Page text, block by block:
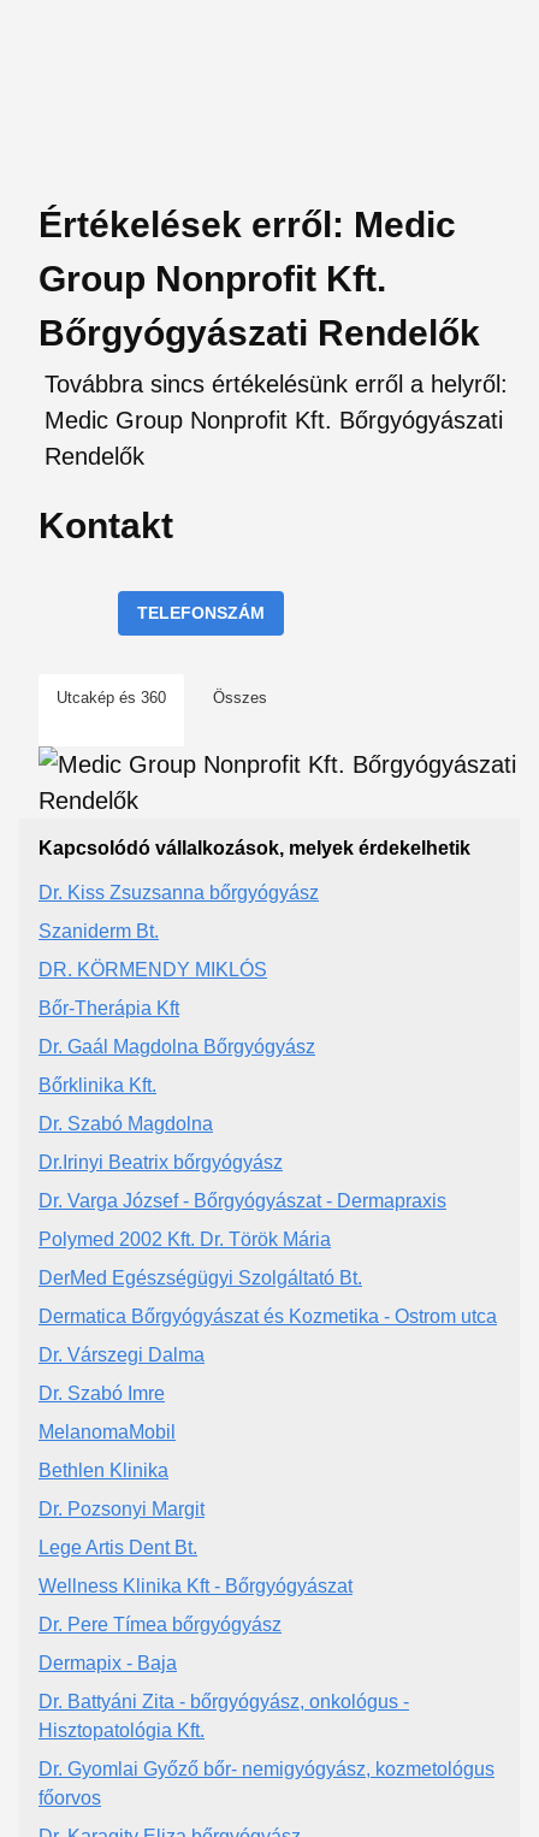
Értékelések erről: Medic
Group Nonprofit Kft.
Bőrgyógyászati Rendelők
Továbbra sincs értékelésünk erről a helyről:
Medic Group Nonprofit Kft. Bőrgyógyászati
Rendelők
Kontakt
TELEFONSZÁM
Utcakép és 360 Összes
Kapcsolódó vállalkozások, melyek érdekelhetik
Dr. Kiss Zsuzsanna bőrgyógyász
Szaniderm Bt.
DR. KÖRMENDY MIKLÓS
Bőr-Therápia Kft
Dr. Gaál Magdolna Bőrgyógyász
Bőrklinika Kft.
Dr. Szabó Magdolna
Dr.Irinyi Beatrix bőrgyógyász
Dr. Varga József - Bőrgyógyászat - Dermapraxis
Polymed 2002 Kft. Dr. Török Mária
DerMed Egészségügyi Szolgáltató Bt.
Dermatica Bőrgyógyászat és Kozmetika - Ostrom utca
Dr. Várszegi Dalma
Dr. Szabó Imre
MelanomaMobil
Bethlen Klinika
Dr. Pozsonyi Margit
Lege Artis Dent Bt.
Wellness Klinika Kft - Bőrgyógyászat
Dr. Pere Tímea bőrgyógyász
Dermapix - Baja
Dr. Battyáni Zita - bőrgyógyász, onkológus -
Hisztopatológia Kft.
Dr. Gyomlai Győző bőr- nemigyógyász, kozmetológus
főorvos